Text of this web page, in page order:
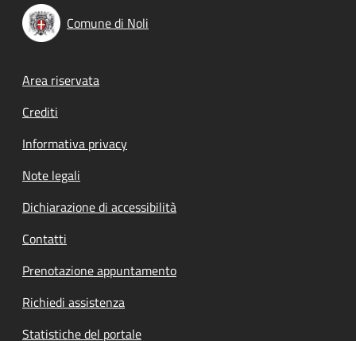
Comune di Noli
Footer menu
Area riservata
Crediti
Informativa privacy
Note legali
Dichiarazione di accessibilità
Contatti
Prenotazione appuntamento
Richiedi assistenza
Statistiche del portale